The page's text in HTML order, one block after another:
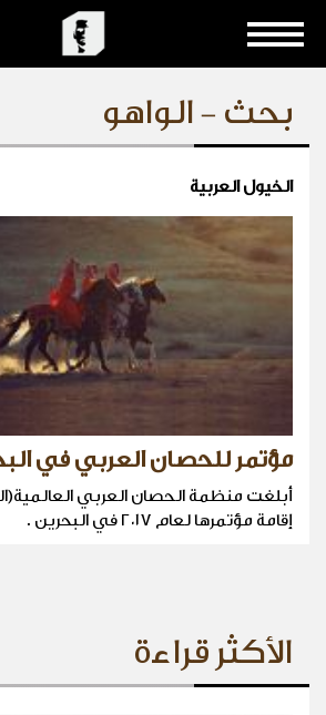
بحث - الواهو
الخيول العربية
مؤتمر للحصان العربي في
أبلغت منظمة الحصان العربي
إقامة مؤتمرها لعام ٢٠١٧ في البحرين .
الأكثر قراءة